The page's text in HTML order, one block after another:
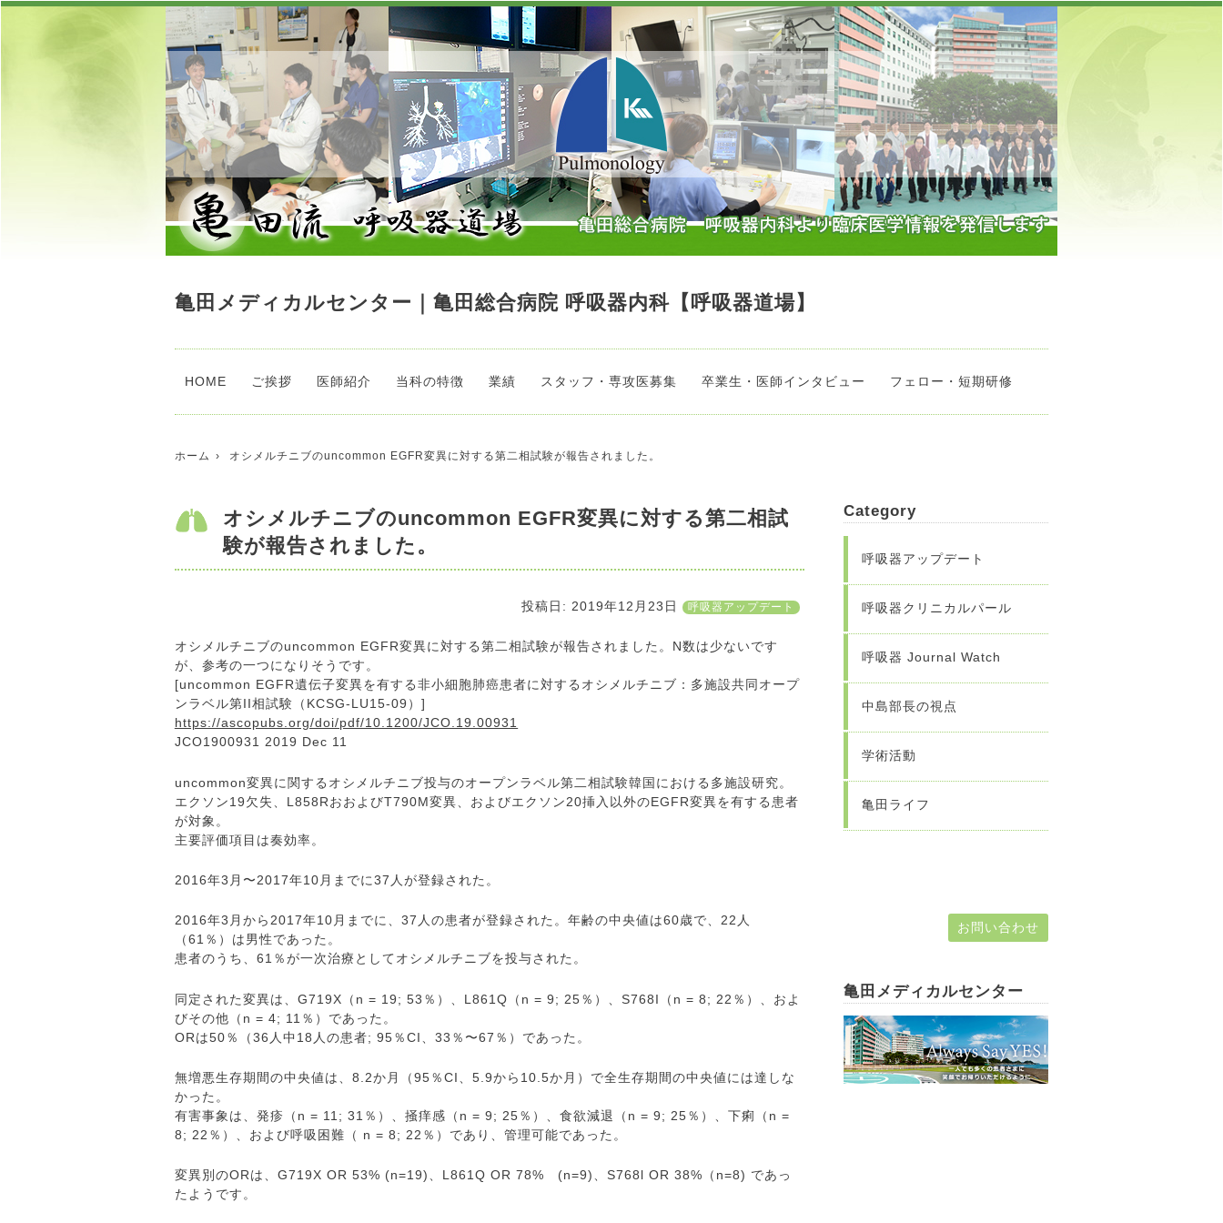
亀田メディカルセンター｜亀田総合病院 呼吸器内科【呼吸器道場】
HOME ご挨拶 医師紹介 当科の特徴 業績 スタッフ・専攻医募集 卒業生・医師インタビュー フェロー・短期研修
ホーム オシメルチニブのuncommon EGFR変異に対する第二相試験が報告されました。
オシメルチニブのuncommon EGFR変異に対する第二相試
験が報告されました。
投稿日: 2019年12月23日 呼吸器アップデート
オシメルチニブのuncommon EGFR変異に対する第二相試験が報告されました。N数は少ないです
が、参考の一つになりそうです。
[uncommon EGFR遺伝子変異を有する非小細胞肺癌患者に対するオシメルチニブ：多施設共同オープ
ンラベル第II相試験（KCSG-LU15-09）]
https://ascopubs.org/doi/pdf/10.1200/JCO.19.00931
JCO1900931 2019 Dec 11
uncommon変異に関するオシメルチニブ投与のオープンラベル第二相試験韓国における多施設研究。
エクソン19欠失、L858RおおよびT790M変異、およびエクソン20挿入以外のEGFR変異を有する患者
が対象。
主要評価項目は奏効率。
2016年3月〜2017年10月までに37人が登録された。
2016年3月から2017年10月までに、37人の患者が登録された。年齢の中央値は60歳で、22人
（61％）は男性であった。
患者のうち、61％が一次治療としてオシメルチニブを投与された。
同定された変異は、G719X（n = 19; 53％）、L861Q（n = 9; 25％）、S768I（n = 8; 22％）、およ
びその他（n = 4; 11％）であった。
ORは50％（36人中18人の患者; 95％CI、33％〜67％）であった。
無増悪生存期間の中央値は、8.2か月（95％CI、5.9から10.5か月）で全生存期間の中央値には達しな
かった。
有害事象は、発疹（n = 11; 31％）、掻痒感（n = 9; 25％）、食欲減退（n = 9; 25％）、下痢（n =
8; 22％）、および呼吸困難（ n = 8; 22％）であり、管理可能であった。
変異別のORは、G719X OR 53% (n=19)、L861Q OR 78% (n=9)、S768l OR 38%（n=8) であっ
たようです。
Category
呼吸器アップデート
呼吸器クリニカルパール
呼吸器 Journal Watch
中島部長の視点
学術活動
亀田ライフ
お問い合わせ
亀田メディカルセンター